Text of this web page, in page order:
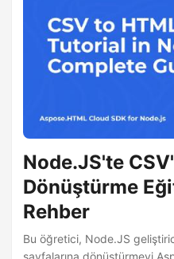
ğ
Node.JS'te
Dönüştürme
Rehber
Bu öğretici, Node.JS
sayfalarına dönüştürmeyi